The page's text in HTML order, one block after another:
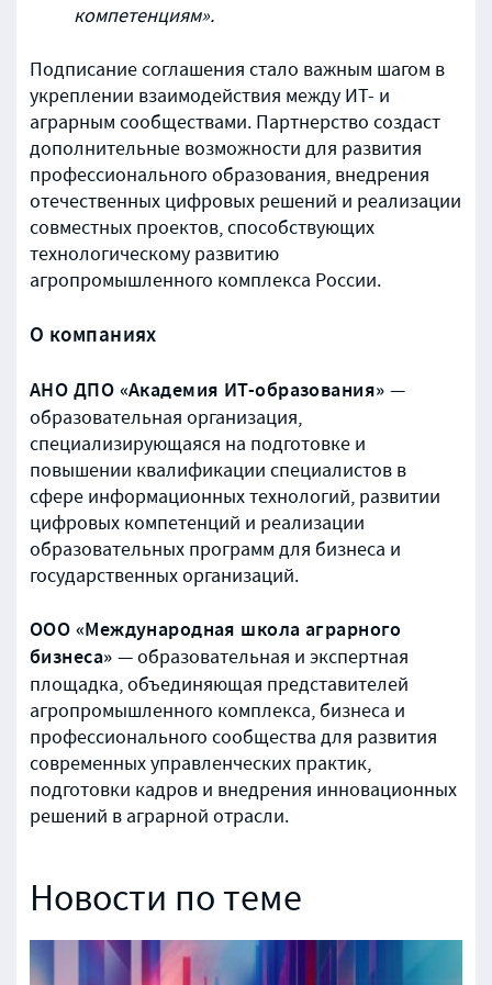
компетенциям».
Подписание соглашения стало важным шагом в
укреплении взаимодействия между ИТ- и
аграрным сообществами. Партнерство создаст
дополнительные возможности для развития
профессионального образования, внедрения
отечественных цифровых решений и реализации
совместных проектов, способствующих
технологическому развитию
агропромышленного комплекса России.
О компаниях
АНО ДПО «Академия ИТ-образования» —
образовательная организация,
специализирующаяся на подготовке и
повышении квалификации специалистов в
сфере информационных технологий, развитии
цифровых компетенций и реализации
образовательных программ для бизнеса и
государственных организаций.
ООО «Международная школа аграрного
бизнеса» — образовательная и экспертная
площадка, объединяющая представителей
агропромышленного комплекса, бизнеса и
профессионального сообщества для развития
современных управленческих практик,
подготовки кадров и внедрения инновационных
решений в аграрной отрасли.
Новости по теме